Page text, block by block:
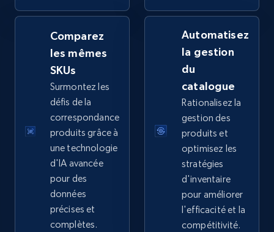
TikTok Shop - Collect TikTok shop products
by keywords search
URL, Title, Available, Description, Currency, Initial
price, Final price, Discount percent, and more.
Commencer
TikTok Shop - discover records by shop url
URL, Title, Available, Description, Currency, Initial
price, Final price, Discount percent, and more.
Comparez
les mêmes
SKUs
Surmontez les
défis de la
correspondance
produits grâce à
une technologie
d'IA avancée
pour des
données
précises et
complètes.
Automatisez
la gestion
du
catalogue
Rationalisez la
gestion des
produits et
optimisez les
stratégies
d'inventaire
pour améliorer
l'efficacité et la
compétitivité.